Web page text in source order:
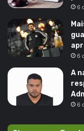
6
6
A
6